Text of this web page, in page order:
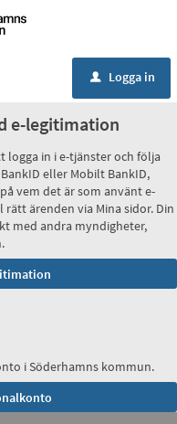
u Logga in
e-legitimation
logga in i e-tjänster och följa
eller Mobilt BankID,
vem det är som använt e-
ärenden via Mina sidor. Din
med andra myndigheter,
i Söderhamns kommun.